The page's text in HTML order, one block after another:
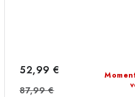
52,99 €
87,99 €